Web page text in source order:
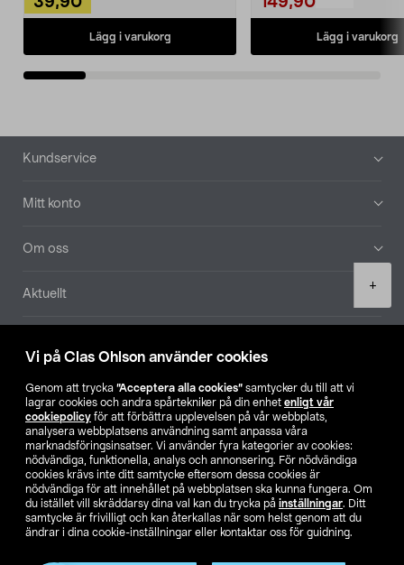
Vi på Clas Ohlson använder cookies
Genom att trycka ”Acceptera alla cookies” samtycker du till att vi
lagrar cookies och andra spårtekniker på din enhet enligt vår
cookiepolicy för att förbättra upplevelsen på vår webbplats,
analysera webbplatsens användning samt anpassa våra
marknadsföringsinsatser. Vi använder fyra kategorier av cookies:
nödvändiga, funktionella, analys och annonsering. För nödvändiga
cookies krävs inte ditt samtycke eftersom dessa cookies är
nödvändiga för att innehållet på webbplatsen ska kunna fungera. Om
du istället vill skräddarsy dina val kan du trycka på inställningar. Ditt
samtycke är frivilligt och kan återkallas när som helst genom att du
ändrar i dina cookie-inställningar eller kontaktar oss för guidning.
+
Lägg i varukorg Lägg i varukorg
Sidfot
Kundservice
Mitt konto
Om oss
Aktuellt
Hitta butik
SE NO FI